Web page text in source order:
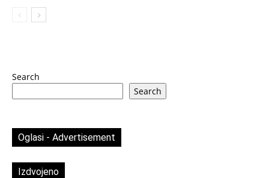
Search
Search
Oglasi - Advertisement
Izdvojeno